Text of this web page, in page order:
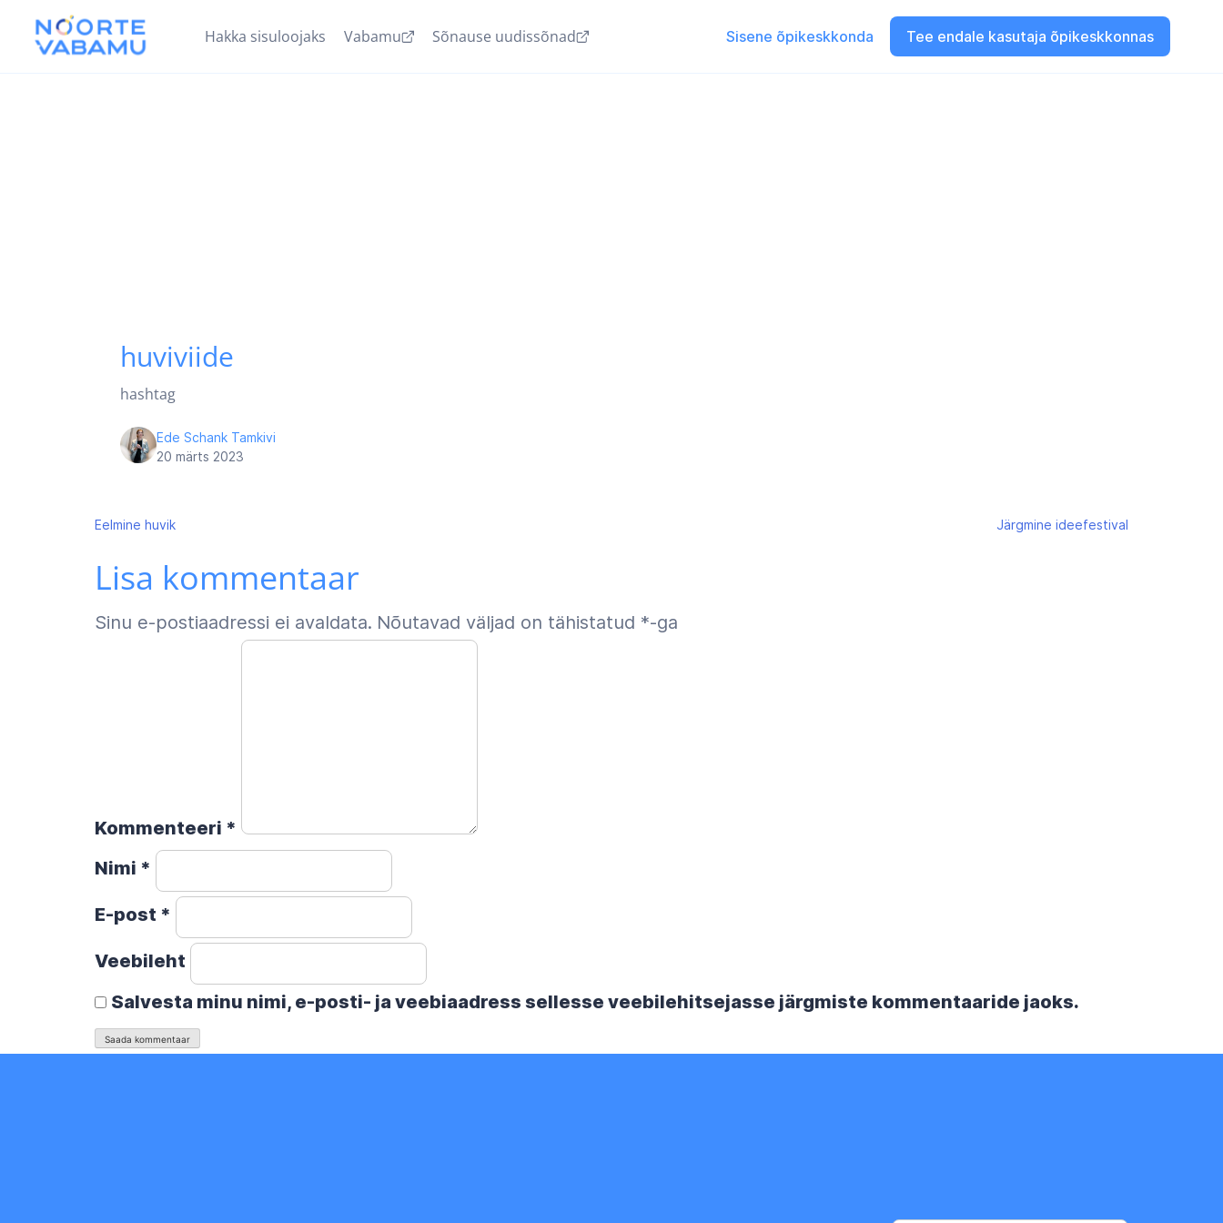
Hakka sisuloojaks Vabamu Sõnause uudissõnad Sisene õpikeskkonda Tee endale kasutaja õpikeskkonnas
huviviide
hashtag
Ede Schank Tamkivi
20 märts 2023
Navigeerimine
Eelmine huvik Järgmine ideefestival
Lisa kommentaar
Sinu e-postiaadressi ei avaldata. Nõutavad väljad on tähistatud *-ga
Kommenteeri *
Nimi *
E-post *
Veebileht
Salvesta minu nimi, e-posti- ja veebiaadress sellesse veebilehitsejasse järgmiste kommentaaride jaoks.